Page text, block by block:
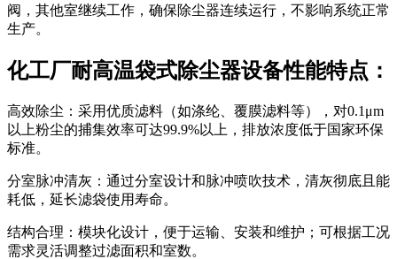
阀，其他室继续工作，确保除尘器连续运行，不影响系统正常
生产。
化工厂耐高温袋式除尘器设备性能特点：
高效除尘：采用优质滤料（如涤纶、覆膜滤料等），对0.1μm
以上粉尘的捕集效率可达99.9%以上，排放浓度低于国家环保
标准。
分室脉冲清灰：通过分室设计和脉冲喷吹技术，清灰彻底且能
耗低，延长滤袋使用寿命。
结构合理：模块化设计，便于运输、安装和维护；可根据工况
需求灵活调整过滤面积和室数。